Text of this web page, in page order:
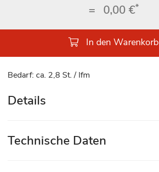
= 0,00 €*
In den Warenkorb
Bedarf: ca. 2,8 St. / lfm
Details
Technische Daten